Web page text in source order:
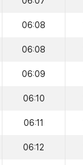
06:08
06:08
06:09
06:10
06:11
06:12